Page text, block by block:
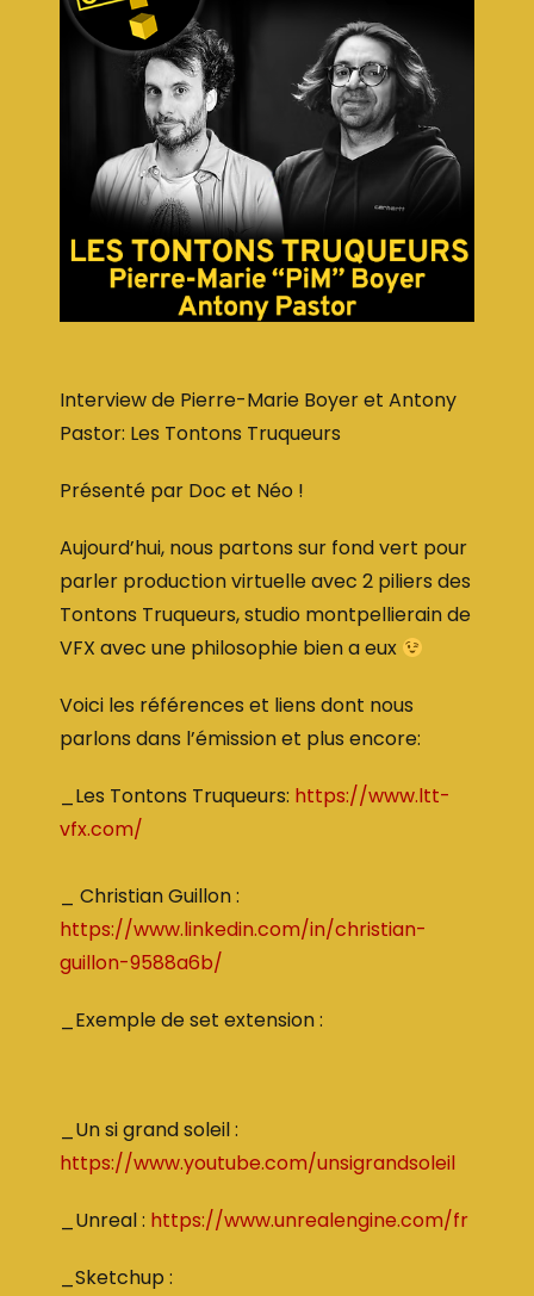
Interview de Pierre-Marie Boyer et Antony
Pastor: Les Tontons Truqueurs
Présenté par Doc et Néo !
Aujourd’hui, nous partons sur fond vert pour
parler production virtuelle avec 2 piliers des
Tontons Truqueurs, studio montpellierain de
VFX avec une philosophie bien a eux
Voici les références et liens dont nous
parlons dans l’émission et plus encore:
_Les Tontons Truqueurs: https://www.ltt-
vfx.com/
_ Christian Guillon :
https://www.linkedin.com/in/christian-
guillon-9588a6b/
_Exemple de set extension :
_Un si grand soleil :
https://www.youtube.com/unsigrandsoleil
_Unreal : https://www.unrealengine.com/fr
_Sketchup :